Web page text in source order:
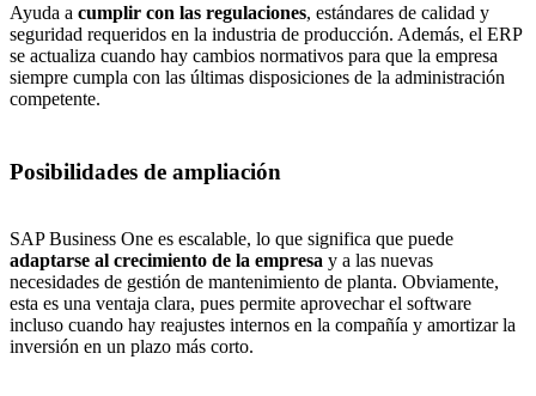
Ayuda a cumplir con las regulaciones, estándares de calidad y
seguridad requeridos en la industria de producción. Además, el ERP
se actualiza cuando hay cambios normativos para que la empresa
siempre cumpla con las últimas disposiciones de la administración
competente.
Posibilidades de ampliación
SAP Business One es escalable, lo que significa que puede
adaptarse al crecimiento de la empresa y a las nuevas
necesidades de gestión de mantenimiento de planta. Obviamente,
esta es una ventaja clara, pues permite aprovechar el software
incluso cuando hay reajustes internos en la compañía y amortizar la
inversión en un plazo más corto.